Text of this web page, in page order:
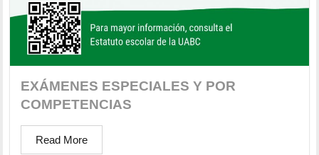
EXÁMENES ESPECIALES Y POR
COMPETENCIAS
Read More